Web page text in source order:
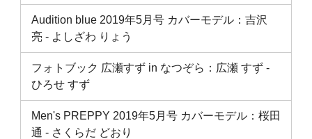
Audition blue 2019年5月号 カバーモデル：吉沢
亮 ‐ よしざわ りょう
フォトブック 広瀬すず in なつぞら：広瀬 すず ‐
ひろせ すず
Men's PREPPY 2019年5月号 カバーモデル：桜田
通 ‐ さくらだ どおり